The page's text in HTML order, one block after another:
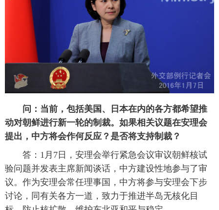
问：当前，包括美国、日本在内的各方都希望推
动对朝鲜进行新一轮的制裁。如果相关议题在安理会
提出，中方将会作何反应？是否将支持制裁？
答：1月7日，安理会举行紧急会议审议朝鲜核试
验问题并发表主席新闻谈话，中方建设性地参与了审
议。作为安理会常任理事国，中方将参与安理会下步
讨论，同有关各方一道，致力于推进半岛无核化目